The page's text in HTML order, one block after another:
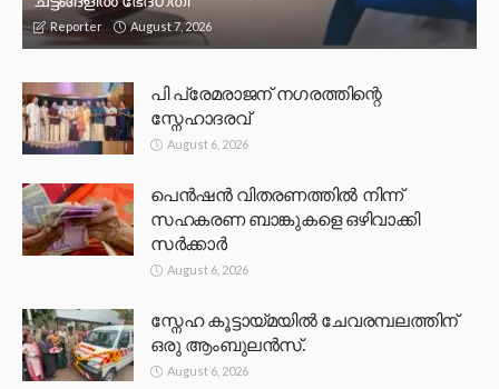
Reporter August 7, 2026
പി പ്രേമരാജന് നഗരത്തിന്റെ
സ്നേഹാദരവ്
August 6, 2026
പെൻഷൻ വിതരണത്തിൽ നിന്ന്
സഹകരണ ബാങ്കുകളെ ഒഴിവാക്കി
സർക്കാർ
August 6, 2026
സ്നേഹ കൂട്ടായ്മയിൽ ചേവരമ്പലത്തിന്
ഒരു ആംബുലൻസ്.
August 6, 2026